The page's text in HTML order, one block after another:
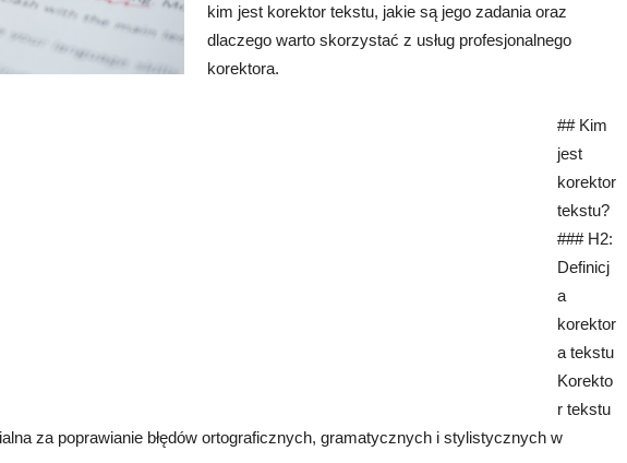
kim jest korektor tekstu, jakie są jego zadania oraz
dlaczego warto skorzystać z usług profesjonalnego
korektora.
## Kim
jest
korektor
tekstu?
### H2:
Definicj
a
korektor
a tekstu
Korekto
r tekstu
za poprawianie błędów ortograficznych, gramatycznych i stylistycznych w